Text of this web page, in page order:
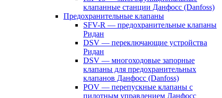
клапанные станции Данфосс (Danfoss)
Предохранительные клапаны
SFV-R — предохранительные клапаны
Ридан
DSV — переключающие устройства
Ридан
DSV — многоходовые запорные
клапаны для предохранительных
клапанов Данфосс (Danfoss)
POV — перепускные клапаны с
пилотным управлением Данфосс